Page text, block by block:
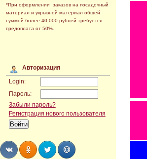
*При оформлении заказов на посадочный
материал и укрывной материал общей
суммой более 40 000 рублей требуется
предоплата от 50%.
Авторизация
Login:
Пароль:
Забыли пароль?
Регистрация нового пользователя